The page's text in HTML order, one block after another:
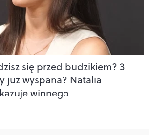
się przed budzikiem? 3
już wyspana? Natalia
winnego